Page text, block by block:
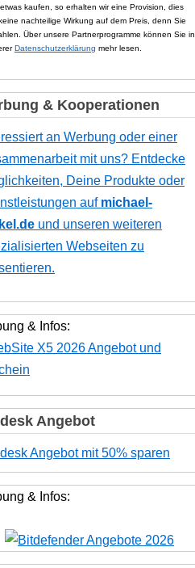
kaufen, so erhalten wir eine Provision, dies
nachteilige Wirkung auf dem Preis, denn Sie
Über unsere Partnerprogramme können Sie in
Datenschutzerklärung mehr lesen.
& Kooperationen
an Werbung oder einer
mit uns? Entdecke
Deine Produkte oder
auf michael-
und unseren weiteren
Webseiten zu
& Infos:
Angebot
Angebot mit 50% sparen
& Infos: